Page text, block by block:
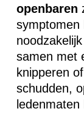
openbaren
symptomen
samen met
knipperen
schudden,